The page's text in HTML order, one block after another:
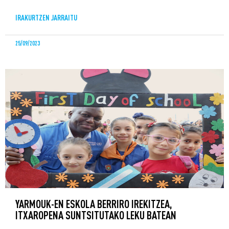
IRAKURTZEN JARRAITU
25/09/2023
YARMOUK-EN ESKOLA BERRIRO IREKITZEA,
ITXAROPENA SUNTSITUTAKO LEKU BATEAN